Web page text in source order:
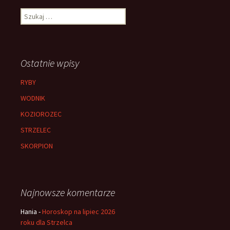
Szukaj:
Ostatnie wpisy
RYBY
WODNIK
KOZIOROZEC
STRZELEC
SKORPION
Najnowsze komentarze
Hania -Horoskop na lipiec 2026
roku dla Strzelca